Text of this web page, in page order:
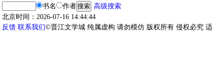
书名
作者
高级搜索
北京时间：2026-07-16 14:44:44
反馈 联系我们©晋江文学城 纯属虚构 请勿模仿 版权所有 侵权必究